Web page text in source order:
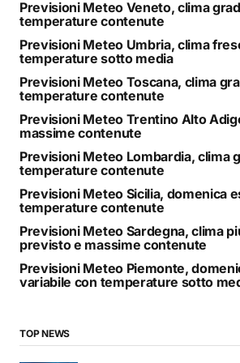
Previsioni Meteo Veneto, clima
temperature contenute
Previsioni Meteo Umbria, clima
temperature sotto media
Previsioni Meteo Toscana, clima
temperature contenute
Previsioni Meteo Trentino Alto
massime contenute
Previsioni Meteo Lombardia, clima
temperature contenute
Previsioni Meteo Sicilia, domenica
temperature contenute
Previsioni Meteo Sardegna, clima
previsto e massime contenute
Previsioni Meteo Piemonte,
variabile con temperature sotto
TOP NEWS